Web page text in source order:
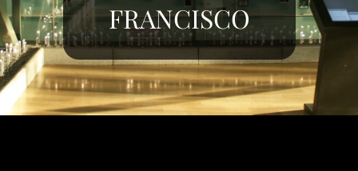
FRANCISCO